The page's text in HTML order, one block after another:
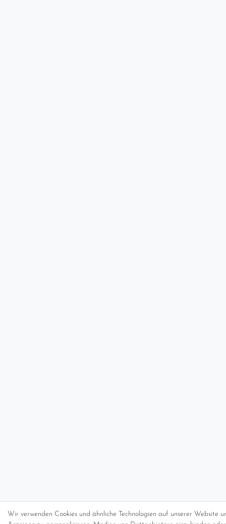
Wir verwenden Cookies und ähnliche Technologien auf unserer Website